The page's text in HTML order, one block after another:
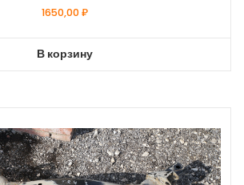
1650,00₽
В корзину